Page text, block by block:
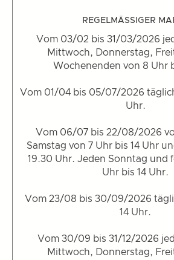
REGELMÄSSIGER
Vom 03/02 bis 31/03/2026
Mittwoch, Donnerstag,
Wochenenden von 8 Uhr
Vom 01/04 bis 05/07/2026
Uhr.
Vom 06/07 bis 22/08/2026
Samstag von 7 Uhr bis 14 Uhr
19.30 Uhr. Jeden Sonntag und
Uhr bis 14 Uhr.
Vom 23/08 bis 30/09/2026
14 Uhr.
Vom 30/09 bis 31/12/2026
Mittwoch, Donnerstag,